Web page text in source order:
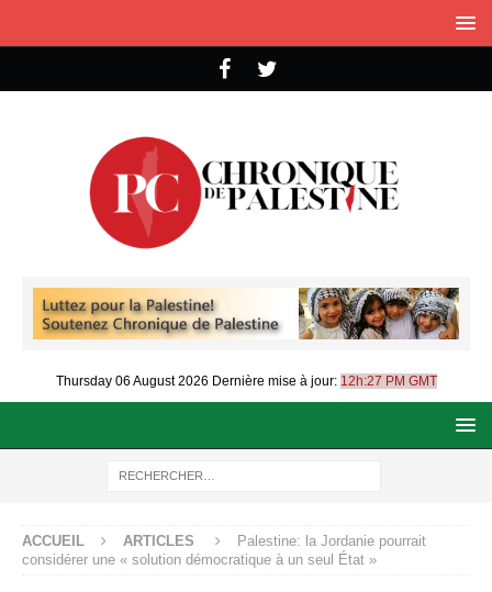
Thursday 06 August 2026 Dernière mise à jour: 12h:27 PM GMT
ACCUEIL ARTICLES
Palestine: la Jordanie pourrait
considérer une « solution démocratique à un seul État »